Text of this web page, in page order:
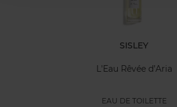
SISLEY
L'Eau Rêvée d’Aria
EAU DE TOILETTE